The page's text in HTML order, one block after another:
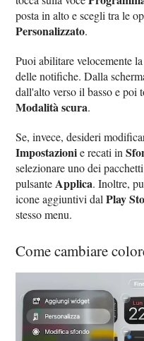
posta in alto e scegli tra le
Personalizzato.
Puoi abilitare velocemente
delle notifiche. Dalla
dall'alto verso il basso e poi
Modalità scura.
Se, invece, desideri
Impostazionie recati in
selezionare uno dei
pulsanteApplica. Inoltre,
icone aggiuntivi dalPlay
stesso menu.
Come cambiare